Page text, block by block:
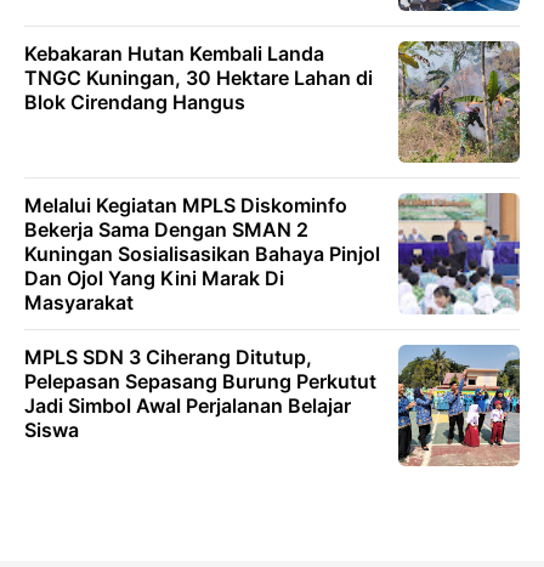
Kebakaran Hutan Kembali Landa
TNGC Kuningan, 30 Hektare Lahan di
Blok Cirendang Hangus
Melalui Kegiatan MPLS Diskominfo
Bekerja Sama Dengan SMAN 2
Kuningan Sosialisasikan Bahaya Pinjol
Dan Ojol Yang Kini Marak Di
Masyarakat
MPLS SDN 3 Ciherang Ditutup,
Pelepasan Sepasang Burung Perkutut
Jadi Simbol Awal Perjalanan Belajar
Siswa